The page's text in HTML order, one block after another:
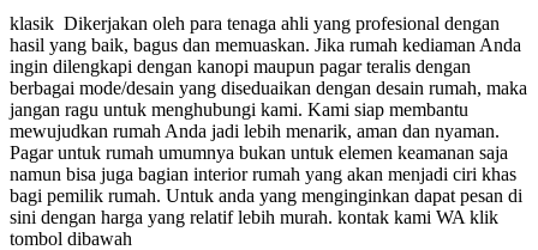
klasik Dikerjakan oleh para tenaga ahli yang profesional dengan
hasil yang baik, bagus dan memuaskan. Jika rumah kediaman Anda
ingin dilengkapi dengan kanopi maupun pagar teralis dengan
berbagai mode/desain yang diseduaikan dengan desain rumah, maka
jangan ragu untuk menghubungi kami. Kami siap membantu
mewujudkan rumah Anda jadi lebih menarik, aman dan nyaman.
Pagar untuk rumah umumnya bukan untuk elemen keamanan saja
namun bisa juga bagian interior rumah yang akan menjadi ciri khas
bagi pemilik rumah. Untuk anda yang menginginkan dapat pesan di
sini dengan harga yang relatif lebih murah. kontak kami WA klik
tombol dibawah